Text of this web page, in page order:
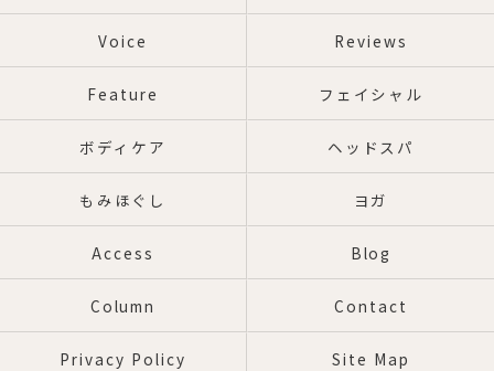
Voice Reviews
Feature フェイシャル
ボディケア ヘッドスパ
もみほぐし ヨガ
Access Blog
Column Contact
Privacy Policy Site Map